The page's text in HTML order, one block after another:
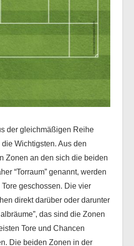
der gleichmäßigen Reihe
Wichtigsten. Aus den
Zonen an den sich die beiden
“Torraum” genannt, werden
geschossen. Die vier
direkt darüber oder darunter
das sind die Zonen
Tore und Chancen
Die beiden Zonen in der